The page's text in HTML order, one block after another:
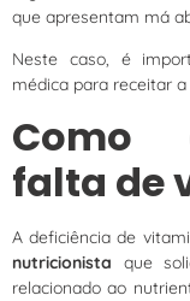
que apresentam má
Neste caso, é
médica para receitar
Como
falta de
A deficiência de
nutricionista que
relacionado ao